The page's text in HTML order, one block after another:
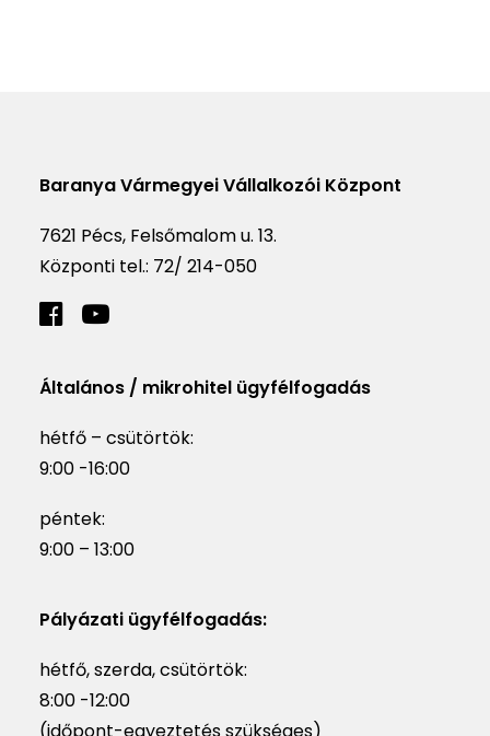
Baranya Vármegyei Vállalkozói Központ
7621 Pécs, Felsőmalom u. 13.
Központi tel.: 72/ 214-050
Általános / mikrohitel ügyfélfogadás
hétfő – csütörtök:
9:00 -16:00
péntek:
9:00 – 13:00
Pályázati ügyfélfogadás:
hétfő, szerda, csütörtök:
8:00 -12:00